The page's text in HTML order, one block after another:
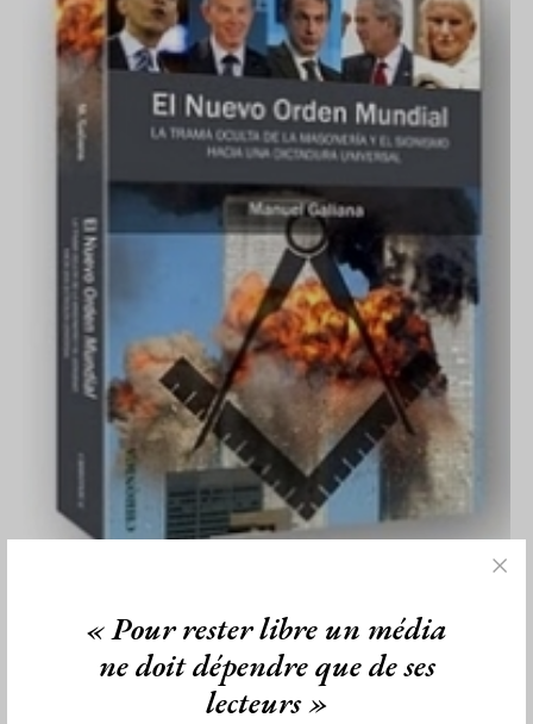
Franc-Maçonnerie, globalisation et
extrême droite
Par Jiri Pragman
« Pour rester libre un média
ne doit dépendre que de ses
lecteurs »